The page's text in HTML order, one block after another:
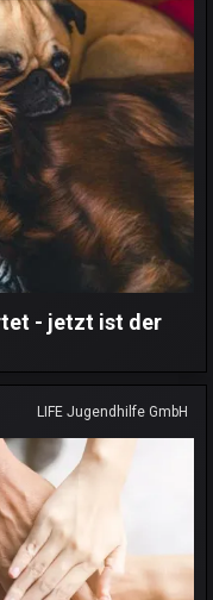
- jetzt ist der
LIFE Jugendhilfe GmbH